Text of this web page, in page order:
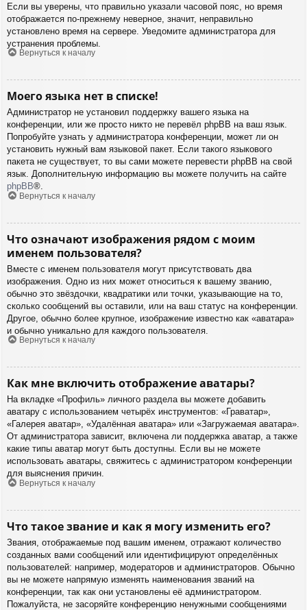
Если вы уверены, что правильно указали часовой пояс, но время
отображается по-прежнему неверное, значит, неправильно
установлено время на сервере. Уведомите администратора для
устранения проблемы.
Вернуться к началу
Моего языка нет в списке!
Администратор не установил поддержку вашего языка на
конференции, или же просто никто не перевёл phpBB на ваш язык.
Попробуйте узнать у администратора конференции, может ли он
установить нужный вам языковой пакет. Если такого языкового
пакета не существует, то вы сами можете перевести phpBB на свой
язык. Дополнительную информацию вы можете получить на сайте
phpBB®.
Вернуться к началу
Что означают изображения рядом с моим
именем пользователя?
Вместе с именем пользователя могут присутствовать два
изображения. Одно из них может относиться к вашему званию,
обычно это звёздочки, квадратики или точки, указывающие на то,
сколько сообщений вы оставили, или на ваш статус на конференции.
Другое, обычно более крупное, изображение известно как «аватара»
и обычно уникально для каждого пользователя.
Вернуться к началу
Как мне включить отображение аватары?
На вкладке «Профиль» личного раздела вы можете добавить
аватару с использованием четырёх инструментов: «Граватар»,
«Галерея аватар», «Удалённая аватара» или «Загружаемая аватара».
От администратора зависит, включена ли поддержка аватар, а также
какие типы аватар могут быть доступны. Если вы не можете
использовать аватары, свяжитесь с администратором конференции
для выяснения причин.
Вернуться к началу
Что такое звание и как я могу изменить его?
Звания, отображаемые под вашим именем, отражают количество
созданных вами сообщений или идентифицируют определённых
пользователей: например, модераторов и администраторов. Обычно
вы не можете напрямую изменять наименования званий на
конференции, так как они установлены её администратором.
Пожалуйста, не засоряйте конференцию ненужными сообщениями